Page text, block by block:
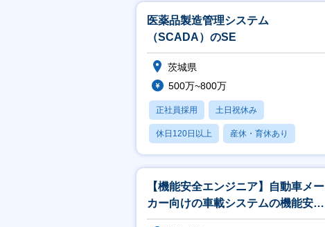
医薬品製造管理システム
（SCADA）のSE
茨城県
500万~800万
正社員採用 土日祝休み
休日120日以上 産休・育休あり
賞与あり
【機能安全エンジニア】自動車メー
カー向けの車載システムの機能安全
コンサルティングおよび上流設計支